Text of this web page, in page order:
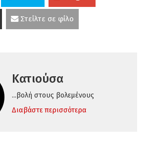
Στείλτε σε φίλο
Κατιούσα
...βολή στους βολεμένους
Διαβάστε περισσότερα